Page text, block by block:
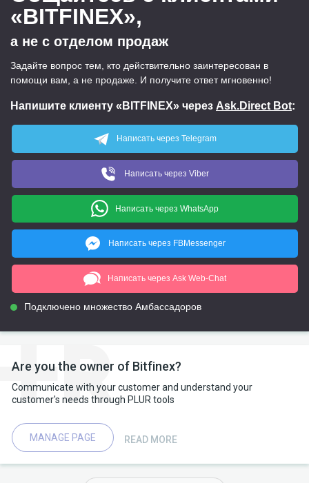
производит более чем надежное впечатление. Буду
пользоваться.
«BITFINEX»,
а не с отделом продаж
Задайте вопрос тем, кто действительно заинтересован в
помощи вам, а не продаже. И получите ответ мгновенно!
Напишите клиенту «BITFINEX» через Ask.Direct Bot:
Написать через Telegram
Написать через Viber
Написать через WhatsApp
Написать через FBMessenger
Написать через Ask Web-Chat
Подключено множество Амбассадоров
Are you the owner of Bitfinex?
Communicate with your customer and understand your
customer's needs through PLUR tools
MANAGE PAGE READ MORE